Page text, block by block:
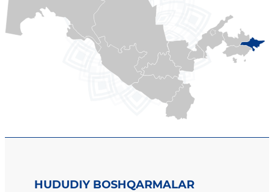
HUDUDIY BOSHQARMALAR